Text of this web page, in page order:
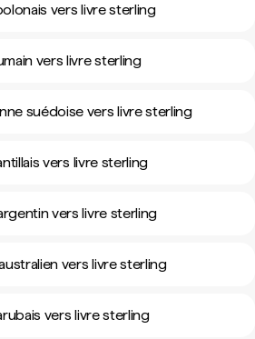
vers livre sterling
vers livre sterling
suédoise vers livre sterling
vers livre sterling
vers livre sterling
vers livre sterling
vers livre sterling